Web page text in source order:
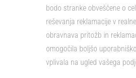
bodo stranke obveščene o
reševanja reklamacije v
obravnava pritožb in
omogočila boljšo
vplivala na ugled vašega